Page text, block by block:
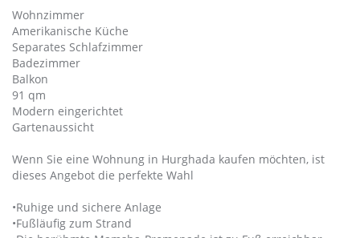
Wohnzimmer
Amerikanische Küche
Separates Schlafzimmer
Badezimmer
Balkon
91 qm
Modern eingerichtet
Gartenaussicht
Wenn Sie eine Wohnung in Hurghada kaufen möchten, ist
dieses Angebot die perfekte Wahl
•Ruhige und sichere Anlage
•Fußläufig zum Strand